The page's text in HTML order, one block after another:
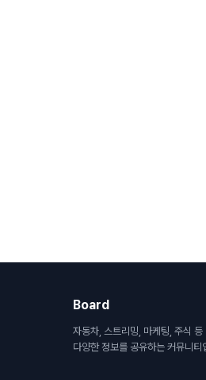
Board
자동차, 스트리밍, 마케팅, 주식 등
다양한 정보를 공유하는 커뮤니티